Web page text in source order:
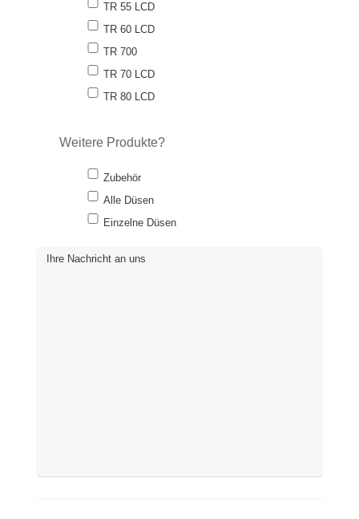
TR 55 LCD
TR 60 LCD
TR 700
TR 70 LCD
TR 80 LCD
Weitere Produkte?
Zubehör
Alle Düsen
Einzelne Düsen
Ihre Nachricht an uns